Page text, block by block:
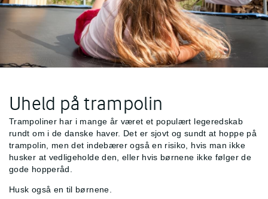
Uheld på trampolin
Trampoliner har i mange år været et populært legeredskab
rundt om i de danske haver. Det er sjovt og sundt at hoppe på
trampolin, men det indebærer også en risiko, hvis man ikke
husker at vedligeholde den, eller hvis børnene ikke følger de
gode hopperåd.
Husk også en til børnene.